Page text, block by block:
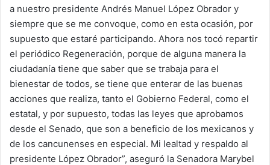
a nuestro presidente Andrés Manuel López Obrador y
siempre que se me convoque, como en esta ocasión, por
supuesto que estaré participando. Ahora nos tocó repartir
el periódico Regeneración, porque de alguna manera la
ciudadanía tiene que saber que se trabaja para el
bienestar de todos, se tiene que enterar de las buenas
acciones que realiza, tanto el Gobierno Federal, como el
estatal, y por supuesto, todas las leyes que aprobamos
desde el Senado, que son a beneficio de los mexicanos y
de los cancunenses en especial. Mi lealtad y respaldo al
presidente López Obrador”, aseguró la Senadora Marybel